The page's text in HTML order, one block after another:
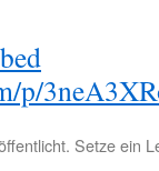
p/
Setze ein